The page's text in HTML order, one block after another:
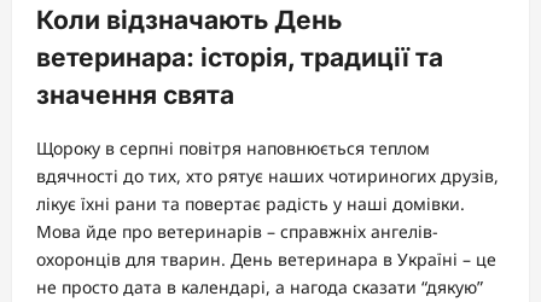
Коли відзначають День
ветеринара: історія, традиції та
значення свята
Щороку в серпні повітря наповнюється теплом
вдячності до тих, хто рятує наших чотириногих друзів,
лікує їхні рани та повертає радість у наші домівки.
Мова йде про ветеринарів – справжніх ангелів-
охоронців для тварин. День ветеринара в Україні – це
не просто дата в календарі, а нагода сказати “дякую”